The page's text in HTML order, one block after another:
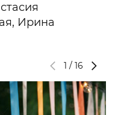
Ирина
1 / 16